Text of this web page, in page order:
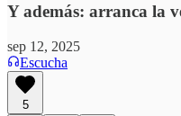
Y además: arranca la
sep 12, 2025
Escucha
5